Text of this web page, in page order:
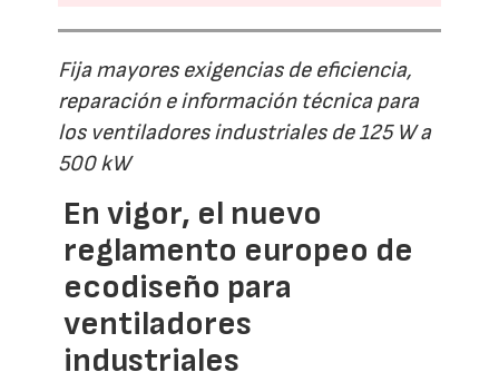
Fija mayores exigencias de eficiencia,
reparación e información técnica para
los ventiladores industriales de 125 W a
500 kW
En vigor, el nuevo
reglamento europeo de
ecodiseño para
ventiladores
industriales